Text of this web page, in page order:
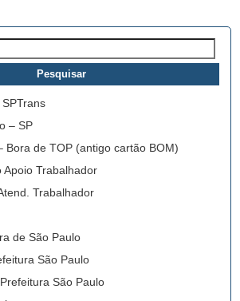
– SP
Bora de TOP (antigo cartão BOM)
Apoio Trabalhador
Trabalhador
de São Paulo
São Paulo
São Paulo